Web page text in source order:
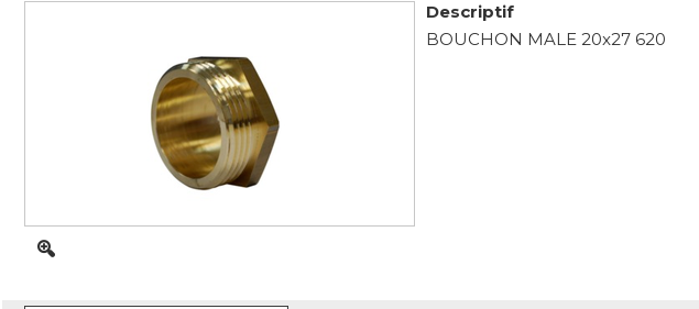
Descriptif
BOUCHON MALE 20x27 620